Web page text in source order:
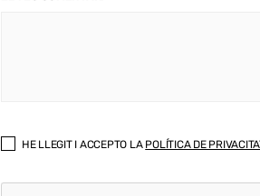
HE LLEGIT I ACCEPTO LA POLÍTICA DE